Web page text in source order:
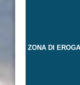
ZONA DI